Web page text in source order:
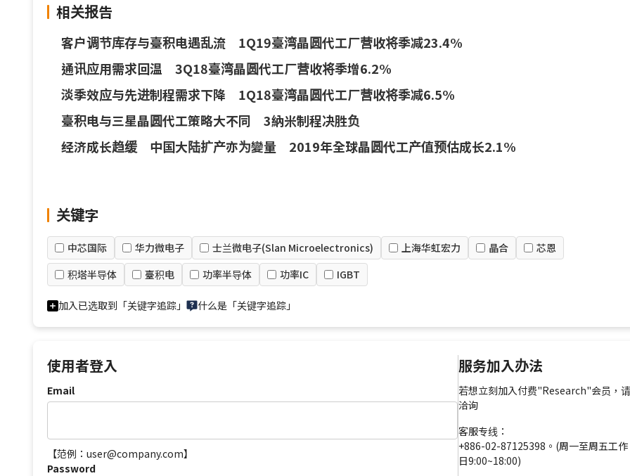
相关报告
客户调节库存与臺积电遇乱流 1Q19臺湾晶圆代工厂营收将季减23.4%
通讯应用需求回温 3Q18臺湾晶圆代工厂营收将季增6.2%
淡季效应与先进制程需求下降 1Q18臺湾晶圆代工厂营收将季减6.5%
臺积电与三星晶圆代工策略大不同 3納米制程决胜负
经济成长趋缓 中国大陆扩产亦为變量 2019年全球晶圆代工产值预估成长2.1%
关键字
中芯国际 华力微电子 士兰微电子(Slan Microelectronics) 上海华虹宏力 晶合
芯恩
积塔半导体
臺积电 功率半导体 功率IC IGBT
加入已选取到「关键字追踪」 什么是「关键字追踪」
使用者登入
Email
【范例：user@company.com】
Password
服务加入办法
若想立刻加入付费"Research"会员，请
洽询
客服专线：
+886-02-87125398。(周一至周五工作
日9:00~18:00)